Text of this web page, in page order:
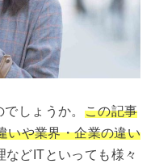
しょうか。 この記事
いや業界・企業の違い
などITといっても様々